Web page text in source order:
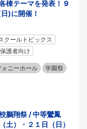
棟テーマを発表！ 9
)に開催！
クールトピックス
保護者向け
ォニーホール
学園祭
鵬翔祭 / 中等鸞鳳
土）・２１日（日）